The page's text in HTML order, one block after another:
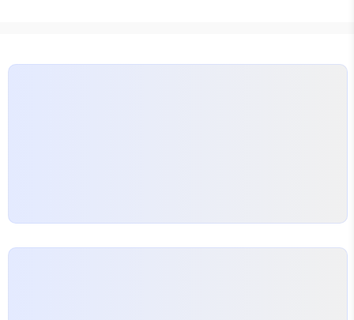
QuerySet API reference | Django